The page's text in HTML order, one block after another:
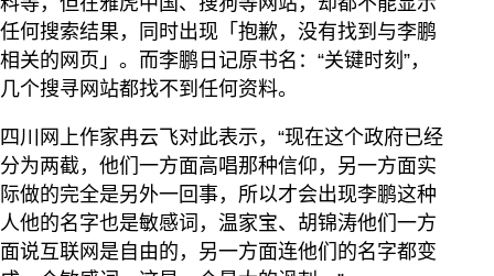
任何搜索结果，同时出现「抱歉，没有找到与李鹏
相关的网页」。而李鹏日记原书名：“关键时刻”，
几个搜寻网站都找不到任何资料。
四川网上作家冉云飞对此表示，“现在这个政府已经
分为两截，他们一方面高唱那种信仰，另一方面实
际做的完全是另外一回事，所以才会出现李鹏这种
人他的名字也是敏感词，温家宝、胡锦涛他们一方
面说互联网是自由的，另一方面连他们的名字都变